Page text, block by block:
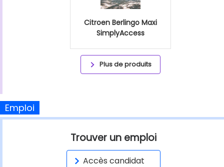
Citroen Berlingo Maxi
SimplyAccess
Plus de produits
Emploi
Trouver un emploi
Accès candidat